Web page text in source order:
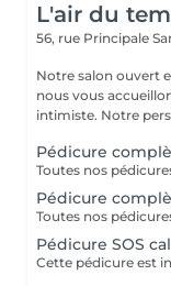
L'air du
56, rue Principale
Notre salon ouvert
nous vous
intimiste. Notre
Pédicure
Pédicure
Pédicure SOS